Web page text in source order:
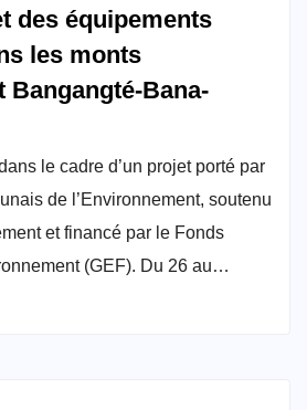
des équipements
les monts
Bangangté-Bana-
le cadre d’un projet porté par
de l’Environnement, soutenu
et financé par le Fonds
(GEF). Du 26 au…